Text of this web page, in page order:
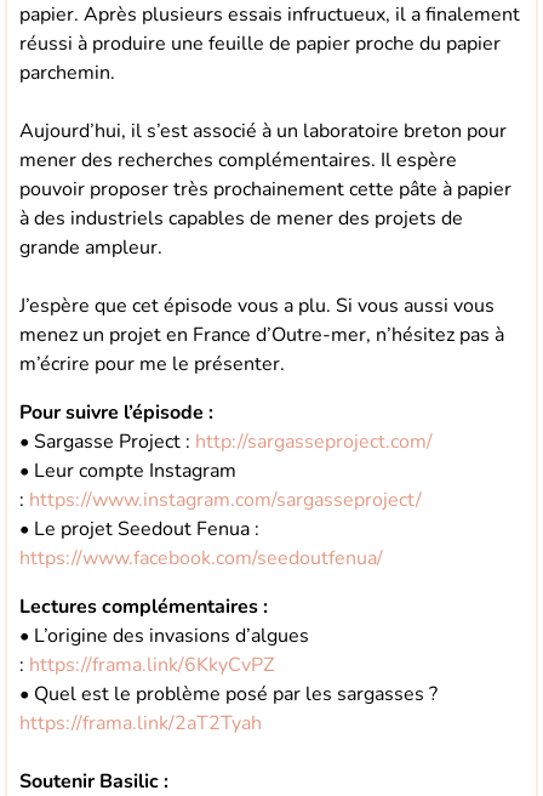
papier. Après plusieurs essais infructueux, il a finalement
réussi à produire une feuille de papier proche du papier
parchemin.
Aujourd’hui, il s’est associé à un laboratoire breton pour
mener des recherches complémentaires. Il espère
pouvoir proposer très prochainement cette pâte à papier
à des industriels capables de mener des projets de
grande ampleur.
J’espère que cet épisode vous a plu. Si vous aussi vous
menez un projet en France d’Outre-mer, n’hésitez pas à
m’écrire pour me le présenter.
Pour suivre l’épisode :
• Sargasse Project : http://sargasseproject.com/
• Leur compte Instagram
: https://www.instagram.com/sargasseproject/
• Le projet Seedout Fenua :
https://www.facebook.com/seedoutfenua/
Lectures complémentaires :
• L’origine des invasions d’algues
: https://frama.link/6KkyCvPZ
• Quel est le problème posé par les sargasses ?
https://frama.link/2aT2Tyah
Soutenir Basilic :